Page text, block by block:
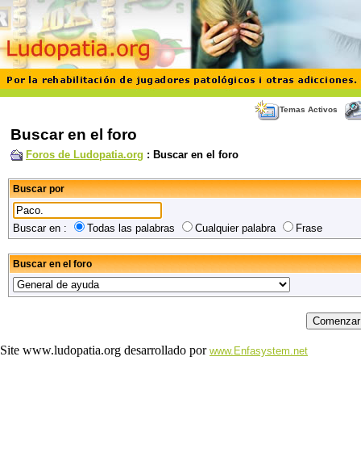
Temas Activos
Buscar en el foro
Foros de Ludopatia.org : Buscar en el foro
Buscar por
Buscar en : Todas las palabras Cualquier palabra Frase
Buscar en el foro
Site www.ludopatia.org desarrollado por www.Enfasystem.net